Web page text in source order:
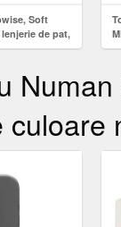
Soft
de pat,
respirabil,
culoare